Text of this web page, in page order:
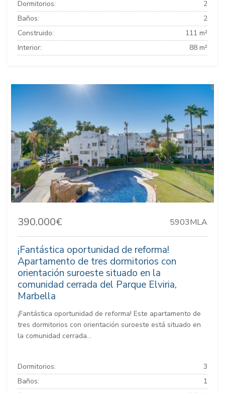
Dormitorios:
2
Baños:
2
Construido:
111 m²
Interior:
88 m²
390.000€ 5903MLA
¡Fantástica oportunidad de reforma!
Apartamento de tres dormitorios con
orientación suroeste situado en la
comunidad cerrada del Parque Elviria,
Marbella
¡Fantástica oportunidad de reforma! Este apartamento de
tres dormitorios con orientación suroeste está situado en
la comunidad cerrada...
Dormitorios:
3
Baños:
1